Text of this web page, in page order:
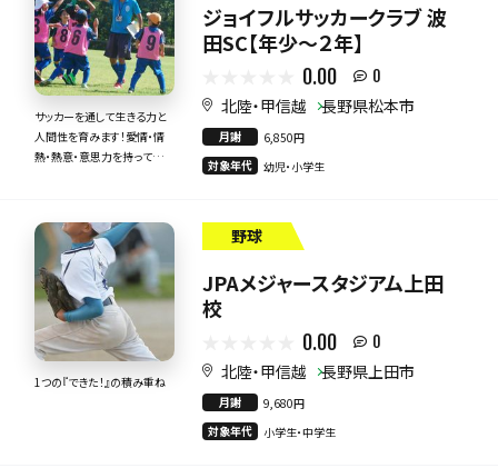
サッカーを通して生きる力と
人間性を育みます！愛情・情
熱・熱意・意思力を持って全
ジョイフルサッカークラブ 波
田SC【年少～２年】
0.00 0
北陸・甲信越 長野県松本市
月謝
6,850円
対象年代
幼児・小学生
1つの『できた！』の積み重ね
野球
JPAメジャースタジアム上田
校
0.00 0
北陸・甲信越 長野県上田市
月謝
9,680円
対象年代
小学生・中学生